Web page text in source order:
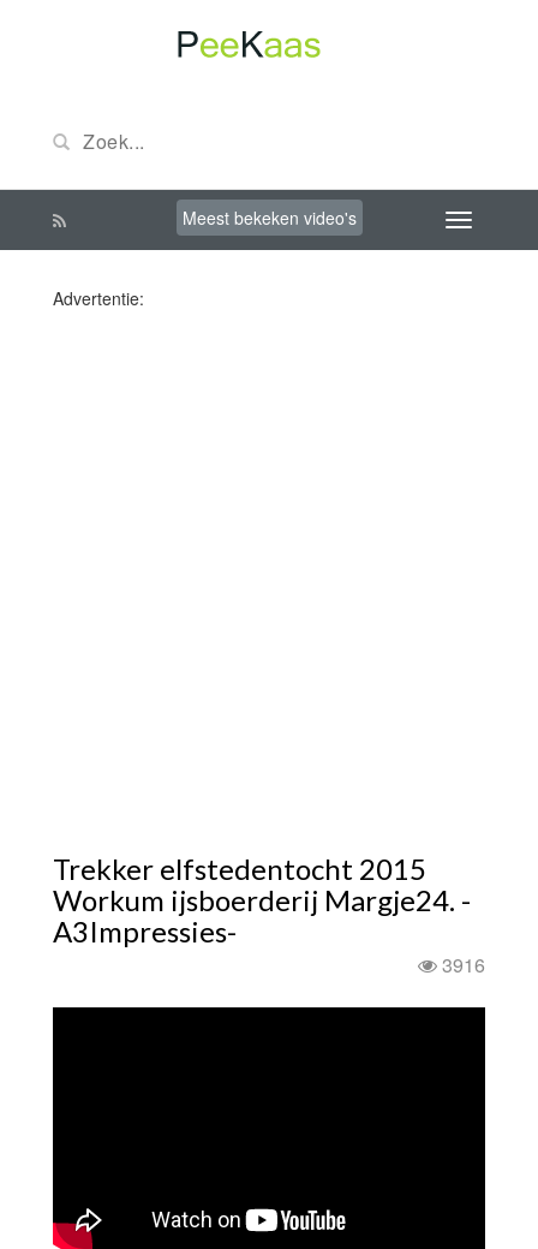
Meest bekeken video's
Advertentie:
Trekker elfstedentocht 2015
Workum ijsboerderij Margje24. -
A3Impressies-
3916